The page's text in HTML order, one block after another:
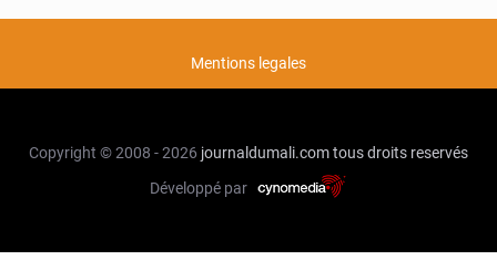
Mentions legales
Copyright © 2008 - 2026 journaldumali.comtous droits reservés
Développé par